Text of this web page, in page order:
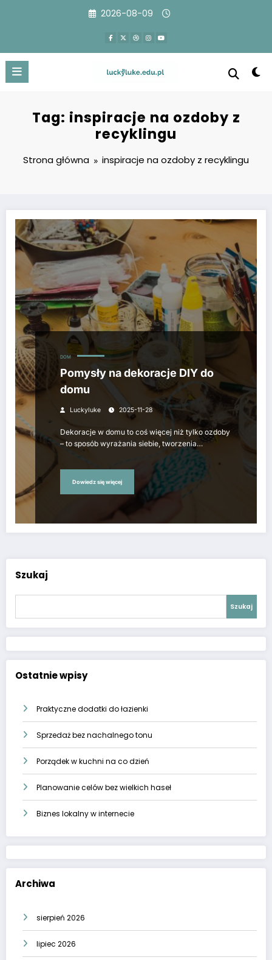
2026-08-09
Tag: inspiracje na ozdoby z
recyklingu
Strona główna inspiracje na ozdoby z recyklingu
DOM
Pomysły na dekoracje DIY do
domu
Luckyluke 2025-11-28
Dekoracje w domu to coś więcej niż tylko ozdoby
– to sposób wyrażania siebie, tworzenia…
Dowiedz się więcej
Szukaj
Szukaj
Ostatnie wpisy
Praktyczne dodatki do łazienki
Sprzedaż bez nachalnego tonu
Porządek w kuchni na co dzień
Planowanie celów bez wielkich haseł
Biznes lokalny w internecie
Archiwa
sierpień 2026
lipiec 2026